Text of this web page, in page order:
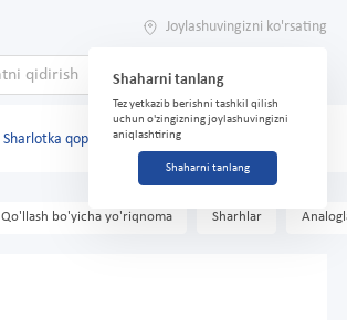
Joylashuvingizni ko'rsating
Shaharni tanlang
Tez yetkazib berishni tashkil qilish
uchun o'zingizning joylashuvingizni
aniqlashtiring
Shaharni tanlang
Sharlotka qopqog'i №50 ko'k
Qo'llash bo'yicha yo'riqnoma Sharhlar